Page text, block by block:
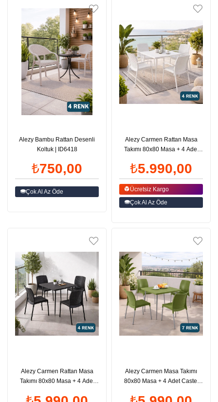
Alezy Bambu Rattan Desenli
Koltuk | ID6418
₺750,00
Çok Al Az Öde
Alezy Carmen Rattan Masa
Takımı 80x80 Masa + 4 Adet
ID6413
₺5.990,00
Ücretsiz Kargo
Çok Al Az Öde
Alezy Carmen Rattan Masa
Takımı 80x80 Masa + 4 Adet
Alezy Carmen Masa Takımı
80x80 Masa + 4 Adet Castel